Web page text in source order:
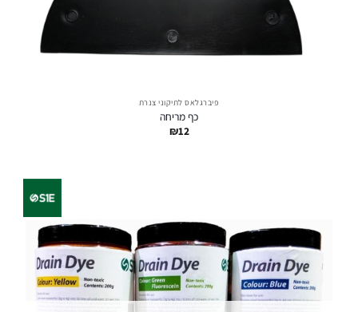
פיברגלאס לתיקוני צנרת
כף מריחה
₪12